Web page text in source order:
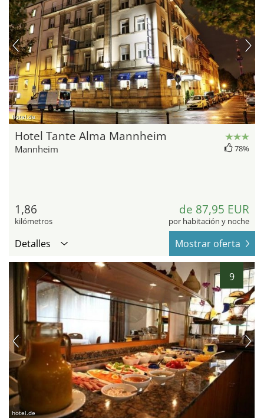
hotel.de
Hotel Tante Alma Mannheim
Mannheim 78%
1,86
kilómetros
de 87,95 EUR
por habitación y noche
Detalles Mostrar oferta
9
hotel.de